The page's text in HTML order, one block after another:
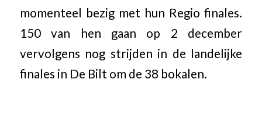
momenteel bezig met hun Regio finales.
150 van hen gaan op 2 december
vervolgens nog strijden in de landelijke
finales in De Bilt om de 38 bokalen.